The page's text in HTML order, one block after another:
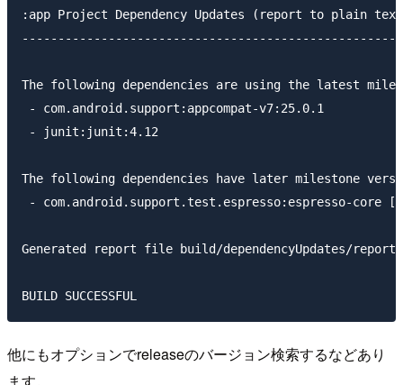
:app Project Dependency Updates (report to plain
The following dependencies are using the latest
- com.android.support:appcompat-v7:25.0.1
- junit:junit:4.12
The following dependencies have later milestone
- com.android.support.test.espresso:espresso-core
Generated report file build/dependencyUpdates/
他にもオプションでreleaseのバージョン検索するなどあり
ます。